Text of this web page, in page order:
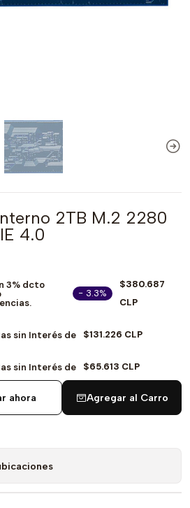
2TB M.2 2280
4.0
3% dcto
- 3.3%
$380.687
CLP
sin Interés de $131.226 CLP
sin Interés de $65.613 CLP
Agregar al Carro
ahora